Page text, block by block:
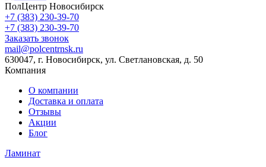
ПолЦентр Новосибирск
+7 (383) 230-39-70
+7 (383) 230-39-70
Заказать звонок
mail@polcentrnsk.ru
630047, г. Новосибирск, ул. Светлановская, д. 50
Компания
О компании
Доставка и оплата
Отзывы
Акции
Блог
Ламинат